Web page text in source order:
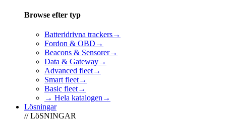
Browse efter typ
Batteridrivna trackers→
Fordon & OBD →
Beacons & Sensorer→
Data & Gateway→
Advanced fleet→
Smart fleet→
Basic fleet→
→ Hela katalogen →
Lösningar
// LöSNINGAR